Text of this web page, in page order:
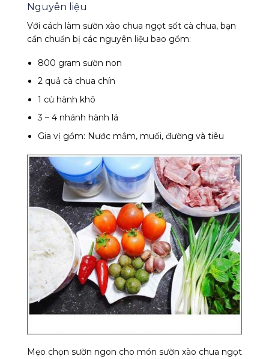
Nguyên liệu
Với cách làm sườn xào chua ngọt sốt cà chua, bạn
cần chuẩn bị các nguyên liệu bao gồm:
800 gram sườn non
2 quả cà chua chín
1 củ hành khô
3 – 4 nhánh hành lá
Gia vị gồm: Nước mắm, muối, đường và tiêu
Mẹo chọn sườn ngon cho món sườn xào chua ngọt